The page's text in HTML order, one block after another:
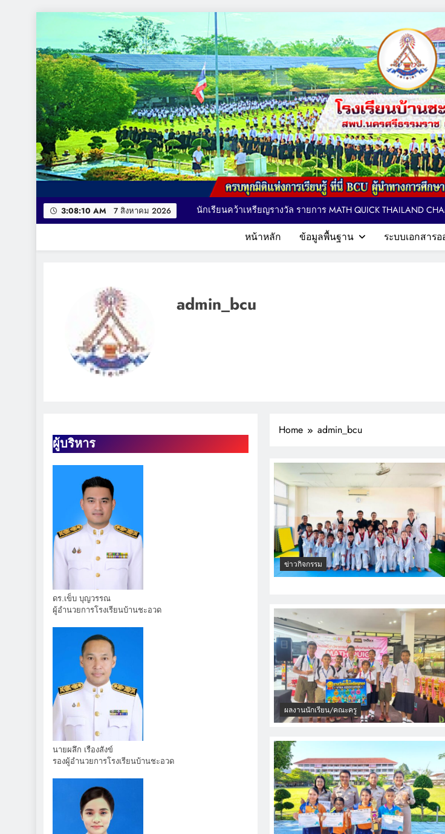
content
3:08:12 AM 7 สิงหาคม 2026
ตารางอาหารกลางวัน โรงเรียนบ้านชะอ
คณะผู้บริหาร เยี่ยม ติดตาม ให้กำลังใจ การจัดกิจกรรมเทควันโด
อังกฤษ
นักเรียนคว้าเหรียญรางวัล รายการ MATH QUICK THAILAND CHAMPIONSHIP 2026 ระดับ
มอบถ้วยรางวัล เหรียญรางวัล และเกียรติบัตรแก่นักเรียน รายการ
ตารางอาหารกลางวัน โรงเรียนบ้านชะอ
มอบถ้วยรางวัล เหรียญรางวัล และเกียรติบัตรแก่นักเรียน รายการ
โรงเรียนบ้านชะอวด
ครบทุกมิติแห่งการเรียนรู้ ที่นี่ BCU ผู้นำทางการศึกษา สถาบันอันทรงคุณค่าทางวิชาการ
หน้าหลัก ข้อมูลพื้นฐาน ระบบเอกสาร
admin_bcu
ผู้บริหาร
ดร.เข็บ บุญวรรณ
ผู้อำนวยการโรงเรียนบ้านชะอวด
นายผลึก เรืองสังข์
รองผู้อำนวยการโรงเรียนบ้านชะอวด
Home admin_bcu
ข่าวกิจกรรม
ผลงานนักเรียน/คณะครู